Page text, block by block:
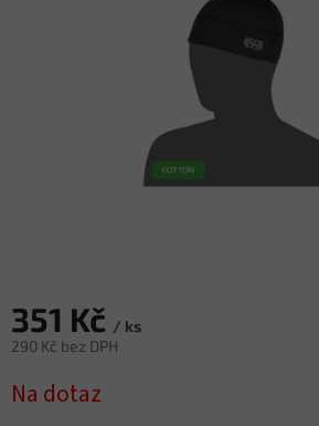
351 Kč / ks
290 Kč bez DPH
cena:
Na dotaz